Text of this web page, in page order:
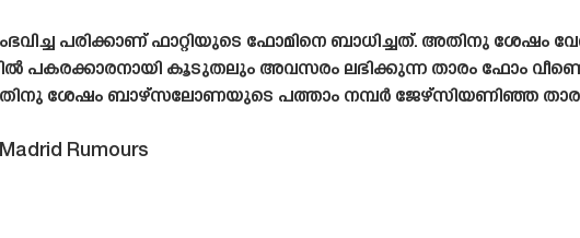
പരിക്കാണ് ഫാറ്റിയുടെ ഫോമിനെ ബാധിച്ചത്. അതിനു ശേഷം
പകരക്കാരനായി കൂടുതലും അവസരം ലഭിക്കുന്ന താരം ഫോം
ശേഷം ബാഴ്‌സലോണയുടെ പത്താം നമ്പർ ജേഴ്‌സിയണിഞ്ഞ താരം
Rumours